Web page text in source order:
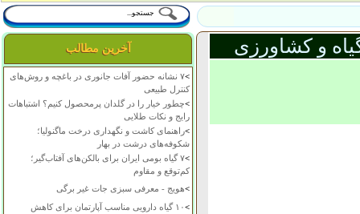
آخرین مطالب
>
۷ نشانه حضور آفات جانوری در باغچه و روش‌های
کنترل طبیعی
>چطور خیار را در گلدان پرمحصول کنیم؟ اشتباهات
رایج و نکات طلایی
>راهنمای کاشت و نگهداری درخت ماگنولیا؛
شکوفه‌های درشت در بهار
>
۷ گیاه بومی ایران برای بالکن‌های آفتاب‌گیر؛
کم‌توقع و مقاوم
>هویج - معرفی سبزی جات غیر برگی
>
۱۰ گیاه دارویی مناسب آپارتمان برای کاهش
و کشاورزی